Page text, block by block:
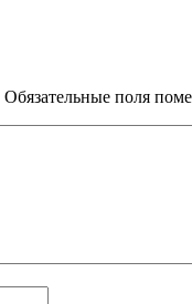
Обязательные поля